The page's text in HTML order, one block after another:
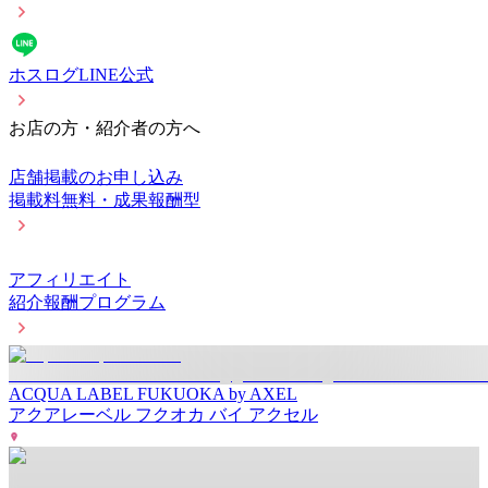
ホスログLINE公式
お店の方・紹介者の方へ
店舗掲載のお申し込み
掲載料無料・成果報酬型
アフィリエイト
紹介報酬プログラム
ACQUA LABEL FUKUOKA by AXEL
アクアレーベル フクオカ バイ アクセル